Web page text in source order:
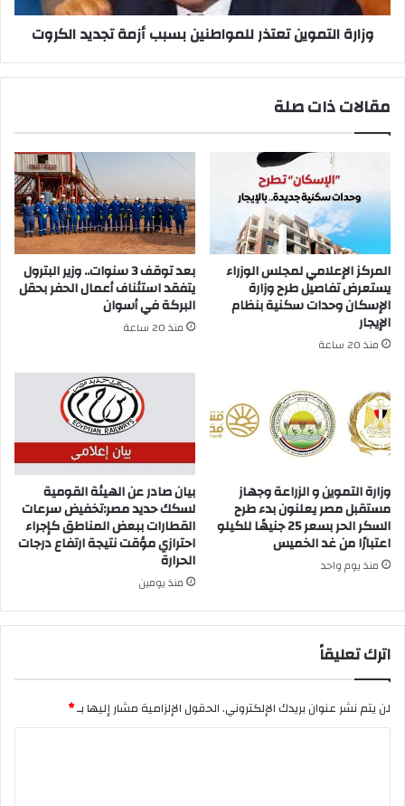
وزارة التموين تعتذر للمواطنين بسبب أزمة تجديد الكروت
مقالات ذات صلة
المركز الإعلامي لمجلس الوزراء
يستعرض تفاصيل طرح وزارة
الإسكان وحدات سكنية بنظام
الإيجار
منذ 20 ساعة
بعد توقف 3 سنوات.. وزير البترول
يتفقد استئناف أعمال الحفر بحقل
البركة في أسوان
منذ 20 ساعة
وزارة التموين و الزراعة وجهاز
مستقبل مصر يعلنون بدء طرح
السكر الحر بسعر 25 جنيهًا للكيلو
اعتبارًا من غد الخميس
منذ يوم واحد
بيان صادر عن الهيئة القومية
لسكك حديد مصر:تخفيض سرعات
القطارات ببعض المناطق كإجراء
احترازي مؤقت نتيجة ارتفاع درجات
الحرارة
منذ يومين
اترك تعليقاً
لن يتم نشر عنوان بريدك الإلكتروني.الحقول الإلزامية مشار إليها بـ*